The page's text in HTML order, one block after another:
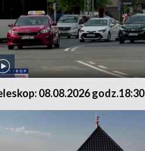
08.08.2026 godz.18:30